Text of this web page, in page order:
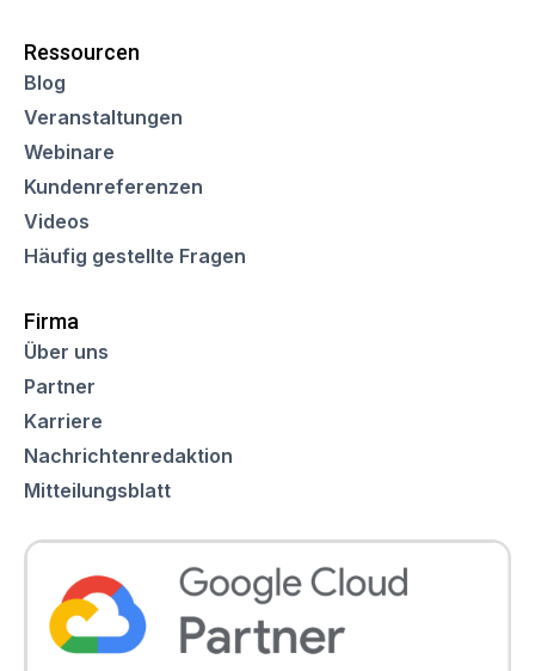
Ressourcen
Blog
Veranstaltungen
Webinare
Kundenreferenzen
Videos
Häufig gestellte Fragen
Firma
Über uns
Partner
Karriere
Nachrichtenredaktion
Mitteilungsblatt